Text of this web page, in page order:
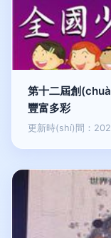
第十二屆創
豐富多彩
更新時(shí)間：